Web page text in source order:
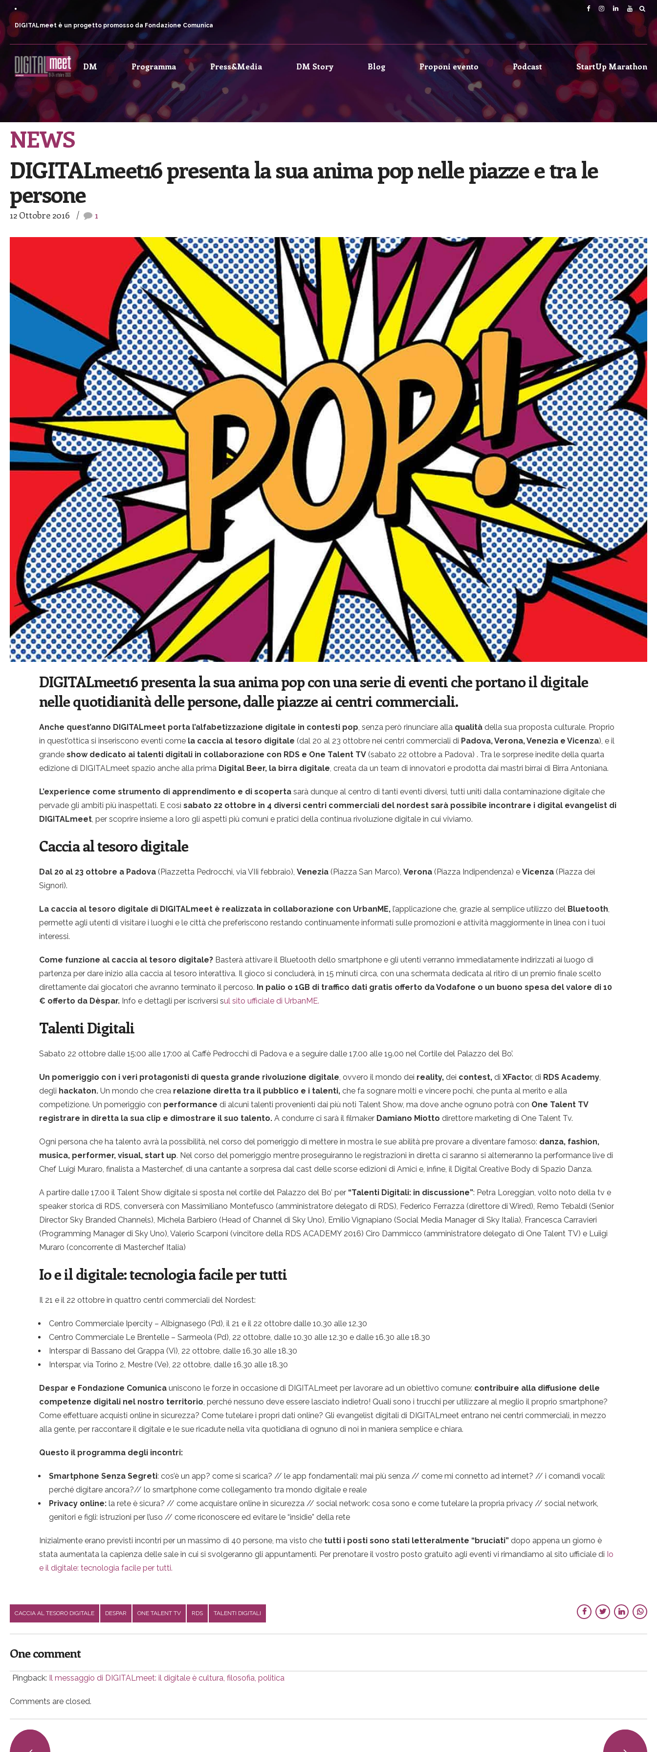
DIGITALmeet è un progetto promosso da Fondazione Comunica
DM Programma Press&Media DM Story Blog Proponi evento Podcast StartUp Marathon
NEWS
DIGITALmeet16 presenta la sua anima pop nelle piazze e tra le
persone
12 Ottobre 2016 1
DIGITALmeet16 presenta la sua anima pop con una serie di eventi che portano il digitale
nelle quotidianità delle persone, dalle piazze ai centri commerciali.
Anche quest’anno DIGITALmeet porta l’alfabetizzazione digitale in contesti pop, senza però rinunciare alla qualità della sua proposta culturale. Proprio
in quest’ottica si inseriscono eventi come la caccia al tesoro digitale (dal 20 al 23 ottobre nei centri commerciali di Padova, Verona, Venezia e Vicenza), e il
grande show dedicato ai talenti digitali in collaborazione con RDS e One Talent TV (sabato 22 ottobre a Padova) . Tra le sorprese inedite della quarta
edizione di DIGITALmeet spazio anche alla prima Digital Beer, la birra digitale, creata da un team di innovatori e prodotta dai mastri birrai di Birra Antoniana.
L’experience come strumento di apprendimento e di scoperta sarà dunque al centro di tanti eventi diversi, tutti uniti dalla contaminazione digitale che
pervade gli ambiti più inaspettati. E così sabato 22 ottobre in 4 diversi centri commerciali del nordest sarà possibile incontrare i digital evangelist di
DIGITALmeet, per scoprire insieme a loro gli aspetti più comuni e pratici della continua rivoluzione digitale in cui viviamo.
Caccia al tesoro digitale
Dal 20 al 23 ottobre a Padova (Piazzetta Pedrocchi, via VIIi febbraio), Venezia (Piazza San Marco), Verona (Piazza Indipendenza) e Vicenza (Piazza dei
Signori).
La caccia al tesoro digitale di DIGITALmeet è realizzata in collaborazione con UrbanME, l’applicazione che, grazie al semplice utilizzo del Bluetooth,
permette agli utenti di visitare i luoghi e le città che preferiscono restando continuamente informati sulle promozioni e attività maggiormente in linea con i tuoi
interessi.
Come funzione al caccia al tesoro digitale? Basterà attivare il Bluetooth dello smartphone e gli utenti verranno immediatamente indirizzati ai luogo di
partenza per dare inizio alla caccia al tesoro interattiva. Il gioco si concluderà, in 15 minuti circa, con una schermata dedicata al ritiro di un premio finale scelto
direttamente dai giocatori che avranno terminato il percoso. In palio o 1GB di traffico dati gratis offerto da Vodafone o un buono spesa del valore di 10
€ offerto da Dèspar. Info e dettagli per iscriversi sul sito ufficiale di UrbanME.
Talenti Digitali
Sabato 22 ottobre dalle 15:00 alle 17:00 al Caffè Pedrocchi di Padova e a seguire dalle 17.00 alle 19.00 nel Cortile del Palazzo del Bo’.
Un pomeriggio con i veri protagonisti di questa grande rivoluzione digitale, ovvero il mondo dei reality, dei contest, di XFactor, di RDS Academy,
degli hackaton. Un mondo che crea relazione diretta tra il pubblico e i talenti, che fa sognare molti e vincere pochi, che punta al merito e alla
competizione. Un pomeriggio con performance di alcuni talenti provenienti dai più noti Talent Show, ma dove anche ognuno potrà con One Talent TV
registrare in diretta la sua clip e dimostrare il suo talento. A condurre ci sarà il filmaker Damiano Miotto direttore marketing di One Talent Tv.
Ogni persona che ha talento avrà la possibilità, nel corso del pomeriggio di mettere in mostra le sue abilità pre provare a diventare famoso: danza, fashion,
musica, performer, visual, start up. Nel corso del pomeriggio mentre proseguiranno le registrazioni in diretta ci saranno si alterneranno la performance live di
Chef Luigi Muraro, finalista a Masterchef, di una cantante a sorpresa dal cast delle scorse edizioni di Amici e, infine, il Digital Creative Body di Spazio Danza.
A partire dalle 17.00 il Talent Show digitale si sposta nel cortile del Palazzo del Bo’ per “Talenti Digitali: in discussione”: Petra Loreggian, volto noto della tv e
speaker storica di RDS, converserà con Massimiliano Montefusco (amministratore delegato di RDS), Federico Ferrazza (direttore di Wired), Remo Tebaldi (Senior
Director Sky Branded Channels), Michela Barbiero (Head of Channel di Sky Uno), Emilio Vignapiano (Social Media Manager di Sky Italia), Francesca Carravieri
(Programming Manager di Sky Uno), Valerio Scarponi (vincitore della RDS ACADEMY 2016) Ciro Dammicco (amministratore delegato di One Talent TV) e Luiigi
Muraro (concorrente di Masterchef Italia)
Io e il digitale: tecnologia facile per tutti
Il 21 e il 22 ottobre in quattro centri commerciali del Nordest:
Centro Commerciale Ipercity – Albignasego (Pd), il 21 e il 22 ottobre dalle 10.30 alle 12.30
Centro Commerciale Le Brentelle – Sarmeola (Pd), 22 ottobre, dalle 10.30 alle 12.30 e dalle 16.30 alle 18.30
Interspar di Bassano del Grappa (Vi), 22 ottobre, dalle 16.30 alle 18.30
Interspar, via Torino 2, Mestre (Ve), 22 ottobre, dalle 16.30 alle 18.30
Despar e Fondazione Comunica uniscono le forze in occasione di DIGITALmeet per lavorare ad un obiettivo comune: contribuire alla diffusione delle
competenze digitali nel nostro territorio, perché nessuno deve essere lasciato indietro! Quali sono i trucchi per utilizzare al meglio il proprio smartphone?
Come effettuare acquisti online in sicurezza? Come tutelare i propri dati online? Gli evangelist digitali di DIGITALmeet entrano nei centri commerciali, in mezzo
alla gente, per raccontare il digitale e le sue ricadute nella vita quotidiana di ognuno di noi in maniera semplice e chiara.
Questo il programma degli incontri:
Smartphone Senza Segreti: cos’è un app? come si scarica? // le app fondamentali: mai più senza // come mi connetto ad internet? // i comandi vocali:
perché digitare ancora?// lo smartphone come collegamento tra mondo digitale e reale
Privacy online: la rete è sicura? // come acquistare online in sicurezza // social network: cosa sono e come tutelare la propria privacy // social network,
genitori e figli: istruzioni per l’uso // come riconoscere ed evitare le “insidie” della rete
Inizialmente erano previsti incontri per un massimo di 40 persone, ma visto che tutti i posti sono stati letteralmente “bruciati” dopo appena un giorno è
stata aumentata la capienza delle sale in cui si svolgeranno gli appuntamenti. Per prenotare il vostro posto gratuito agli eventi vi rimandiamo al sito ufficiale di Io
e il digitale: tecnologia facile per tutti.
CACCIA AL TESORO DIGITALE DESPAR ONE TALENT TV RDS TALENTI DIGITALI
One comment
Pingback: Il messaggio di DIGITALmeet: il digitale è cultura, filosofia, politica
Comments are closed.